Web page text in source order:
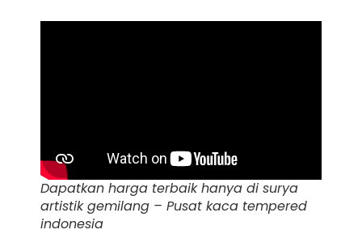
Dapatkan harga terbaik hanya di surya
artistik gemilang – Pusat kaca tempered
indonesia